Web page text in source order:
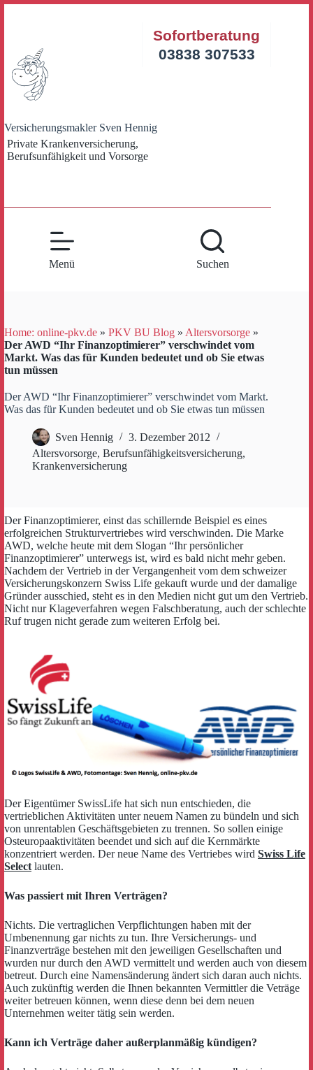
Versicherungsmakler Sven Hennig
Private Krankenversicherung,
Berufsunfähigkeit und Vorsorge
Sofortberatung
03838 307533
Menü Suchen
Home: online-pkv.de » PKV BU Blog » Altersvorsorge »
Der AWD “Ihr Finanzoptimierer” verschwindet vom
Markt. Was das für Kunden bedeutet und ob Sie etwas
tun müssen
Der AWD “Ihr Finanzoptimierer” verschwindet vom Markt.
Was das für Kunden bedeutet und ob Sie etwas tun müssen
Sven Hennig
3. Dezember 2012
Altersvorsorge, Berufsunfähigkeitsversicherung,
Krankenversicherung
Der Finanzoptimierer, einst das schillernde Beispiel es eines
erfolgreichen Strukturvertriebes wird verschwinden. Die Marke
AWD, welche heute mit dem Slogan “Ihr persönlicher
Finanzoptimierer” unterwegs ist, wird es bald nicht mehr geben.
Nachdem der Vertrieb in der Vergangenheit vom dem schweizer
Versicherungskonzern Swiss Life gekauft wurde und der damalige
Gründer ausschied, steht es in den Medien nicht gut um den Vertrieb.
Nicht nur Klageverfahren wegen Falschberatung, auch der schlechte
Ruf trugen nicht gerade zum weiteren Erfolg bei.
Der Eigentümer SwissLife hat sich nun entschieden, die
vertrieblichen Aktivitäten unter neuem Namen zu bündeln und sich
von unrentablen Geschäftsgebieten zu trennen. So sollen einige
Osteuropaaktivitäten beendet und sich auf die Kernmärkte
konzentriert werden. Der neue Name des Vertriebes wird Swiss Life
Select lauten.
Was passiert mit Ihren Verträgen?
Nichts. Die vertraglichen Verpflichtungen haben mit der
Umbenennung gar nichts zu tun. Ihre Versicherungs- und
Finanzverträge bestehen mit den jeweiligen Gesellschaften und
wurden nur durch den AWD vermittelt und werden auch von diesem
betreut. Durch eine Namensänderung ändert sich daran auch nichts.
Auch zukünftig werden die Ihnen bekannten Vermittler die Veträge
weiter betreuen können, wenn diese denn bei dem neuen
Unternehmen weiter tätig sein werden.
Kann ich Verträge daher außerplanmäßig kündigen?